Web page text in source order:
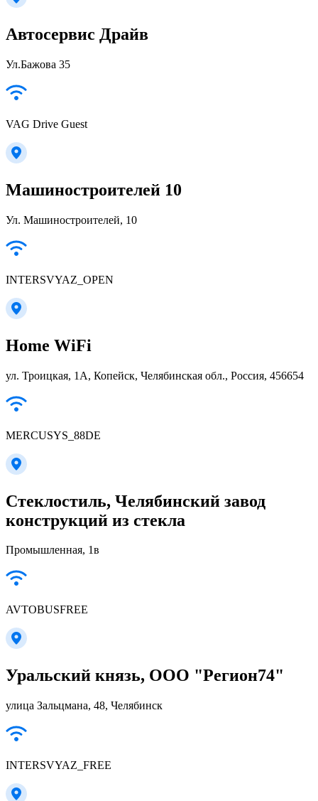
Автосервис Драйв
Ул.Бажова 35
VAG Drive Guest
Машиностроителей 10
Ул. Машиностроителей, 10
INTERSVYAZ_OPEN
Home WiFi
ул. Троицкая, 1А, Копейск, Челябинская обл., Россия, 456654
MERCUSYS_88DE
Стеклостиль, Челябинский завод
конструкций из стекла
Промышленная, 1в
AVTOBUSFREE
Уральский князь, ООО "Регион74"
улица Зальцмана, 48, Челябинск
INTERSVYAZ_FREE